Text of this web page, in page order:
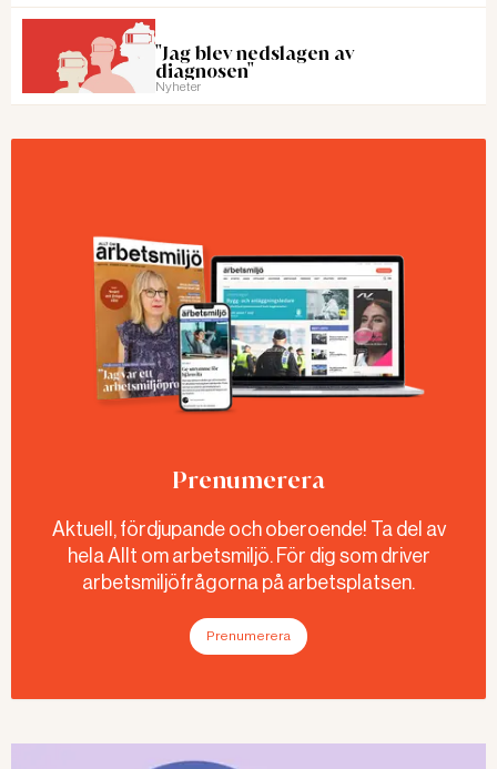
"Jag blev nedslagen av
diagnosen"
Nyheter
Prenumerera
Aktuell, fördjupande och oberoende! Ta del av
hela Allt om arbetsmiljö. För dig som driver
arbetsmiljöfrågorna på arbetsplatsen.
Prenumerera